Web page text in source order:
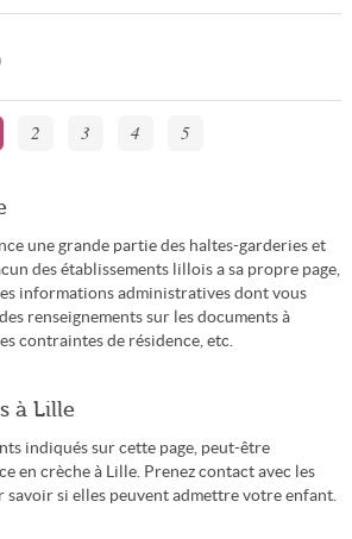
2 3 4 5
une grande partie des haltes-garderies et
des établissements lillois a sa propre page,
informations administratives dont vous
renseignements sur les documents à
contraintes de résidence, etc.
à Lille
indiqués sur cette page, peut-être
en crèche à Lille. Prenez contact avec les
si elles peuvent admettre votre enfant.